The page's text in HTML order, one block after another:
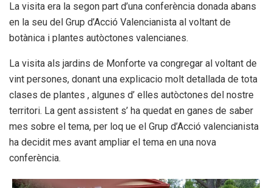
La visita era la segon part d’una conferència donada abans
en la seu del Grup d’Acció Valencianista al voltant de
botànica i plantes autòctones valencianes.
La visita als jardins de Monforte va congregar al voltant de
vint persones, donant una explicacio molt detallada de tota
clases de plantes , algunes d’ elles autòctones del nostre
territori. La gent assistent s’ ha quedat en ganes de saber
mes sobre el tema, per loq ue el Grup d’Acció valencianista
ha decidit mes avant ampliar el tema en una nova
conferència.